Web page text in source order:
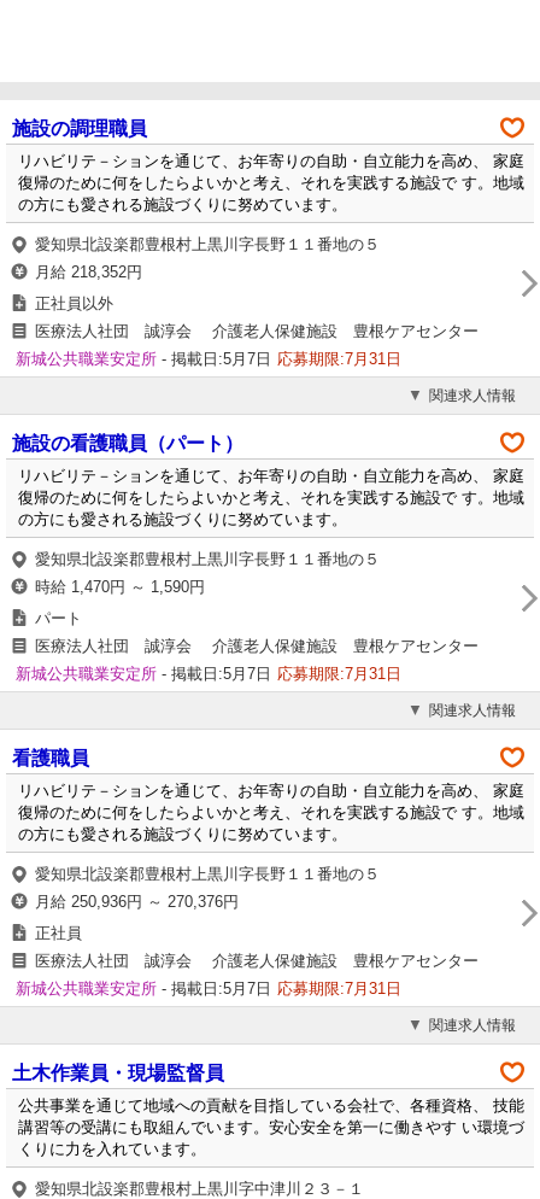
施設の調理職員
リハビリテ－ションを通じて、お年寄りの自助・自立能力を高め、 家庭
復帰のために何をしたらよいかと考え、それを実践する施設で す。地域
の方にも愛される施設づくりに努めています。
愛知県北設楽郡豊根村上黒川字長野１１番地の５
月給 218,352円
正社員以外
医療法人社団 誠淳会 介護老人保健施設 豊根ケアセンター
新城公共職業安定所 - 掲載日:5月7日 応募期限:7月31日
関連求人情報
施設の看護職員（パート）
リハビリテ－ションを通じて、お年寄りの自助・自立能力を高め、 家庭
復帰のために何をしたらよいかと考え、それを実践する施設で す。地域
の方にも愛される施設づくりに努めています。
愛知県北設楽郡豊根村上黒川字長野１１番地の５
時給 1,470円 ～ 1,590円
パート
医療法人社団 誠淳会 介護老人保健施設 豊根ケアセンター
新城公共職業安定所 - 掲載日:5月7日 応募期限:7月31日
関連求人情報
看護職員
リハビリテ－ションを通じて、お年寄りの自助・自立能力を高め、 家庭
復帰のために何をしたらよいかと考え、それを実践する施設で す。地域
の方にも愛される施設づくりに努めています。
愛知県北設楽郡豊根村上黒川字長野１１番地の５
月給 250,936円 ～ 270,376円
正社員
医療法人社団 誠淳会 介護老人保健施設 豊根ケアセンター
新城公共職業安定所 - 掲載日:5月7日 応募期限:7月31日
関連求人情報
土木作業員・現場監督員
公共事業を通じて地域への貢献を目指している会社で、各種資格、 技能
講習等の受講にも取組んでいます。安心安全を第一に働きやす い環境づ
くりに力を入れています。
愛知県北設楽郡豊根村上黒川字中津川２３－１